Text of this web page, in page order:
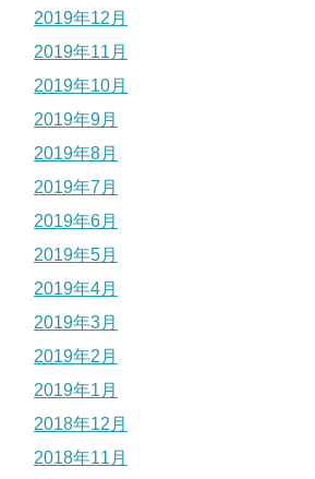
2019年12月
2019年11月
2019年10月
2019年9月
2019年8月
2019年7月
2019年6月
2019年5月
2019年4月
2019年3月
2019年2月
2019年1月
2018年12月
2018年11月